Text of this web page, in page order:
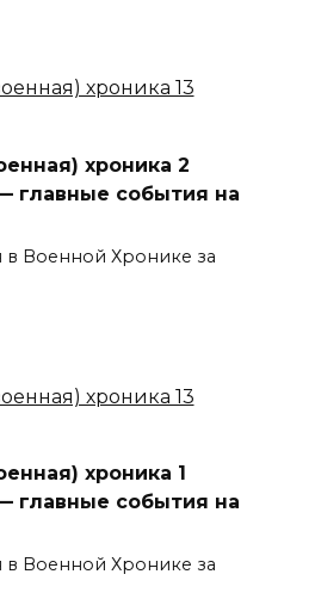
хроника 2
главные события на
Военной Хронике за
хроника 1
главные события на
в Военной Хронике за